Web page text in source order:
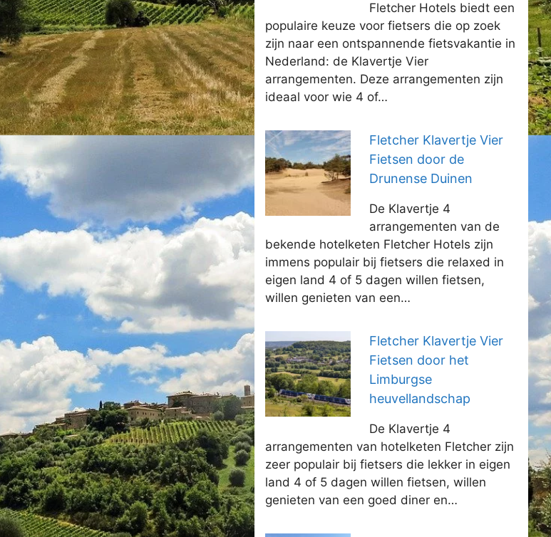
Fletcher Hotels biedt een
populaire keuze voor fietsers die op zoek
zijn naar een ontspannende fietsvakantie in
Nederland: de Klavertje Vier
arrangementen. Deze arrangementen zijn
ideaal voor wie 4 of…
Fletcher Klavertje Vier
Fietsen door de
Drunense Duinen
De Klavertje 4
arrangementen van de
bekende hotelketen Fletcher Hotels zijn
immens populair bij fietsers die relaxed in
eigen land 4 of 5 dagen willen fietsen,
willen genieten van een…
Fletcher Klavertje Vier
Fietsen door het
Limburgse
heuvellandschap
De Klavertje 4
arrangementen van hotelketen Fletcher zijn
zeer populair bij fietsers die lekker in eigen
land 4 of 5 dagen willen fietsen, willen
genieten van een goed diner en…